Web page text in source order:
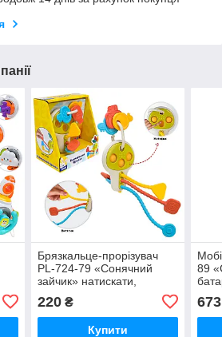
Брязкальце-прорізувач
PL-724-79 «Сонячний
зайчик» натискати,
220₴
Купити
89
673